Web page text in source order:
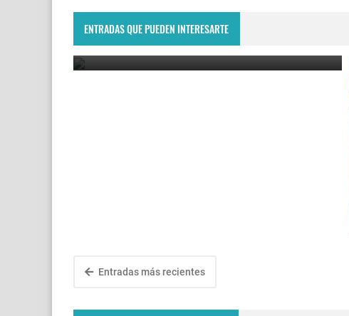
ENTRADAS QUE PUEDEN INTERESARTE
como visitante por el Grupo Mundial II
February 10, 2024
Entradas más recientes